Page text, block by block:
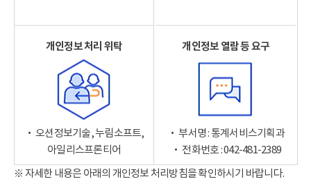
개인정보 처리 위탁
‧ 오션정보기술, 누림소프트,
아일리스프론티어
개인정보 열람 등 요구
‧ 부서명 : 통계서비스기획과
‧ 전화번호 : 042-481-2389
※ 자세한 내용은 아래의 개인정보 처리방침을 확인하시기 바랍니다.